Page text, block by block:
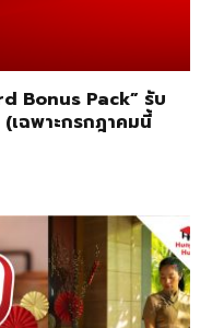
Bonus Pack” รับ
เฉพาะกรกฎาคมนี้